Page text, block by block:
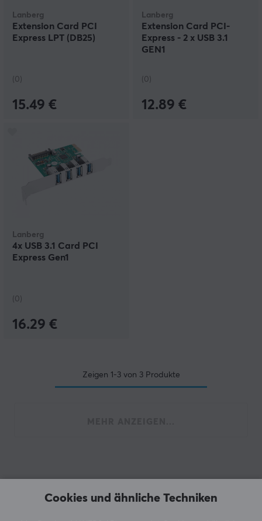
Lanberg
Extension Card PCI
Express LPT (DB25)
(0)
15.49 €
Lanberg
Extension Card PCI-
Express - 2 x USB 3.1
GEN1
(0)
12.89 €
Lanberg
4x USB 3.1 Card PCI
Express Gen1
(0)
16.29 €
Zeigen 1-3von 3Produkte
Cookies und ähnliche Techniken